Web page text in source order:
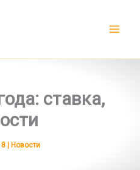
ставка,
| Новости